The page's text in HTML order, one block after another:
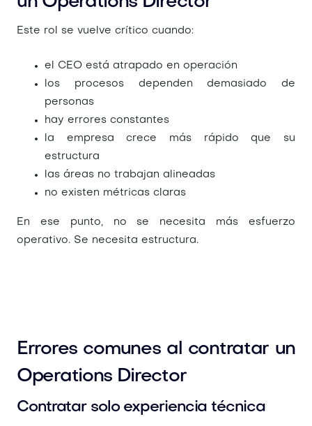
Este rol se vuelve crítico cuando:
el CEO está atrapado en operación
los procesos dependen demasiado de
personas
hay errores constantes
la empresa crece más rápido que su
estructura
las áreas no trabajan alineadas
no existen métricas claras
En ese punto, no se necesita más esfuerzo
operativo. Se necesita estructura.
Errores comunes al contratar un
Operations Director
Contratar solo experiencia técnica